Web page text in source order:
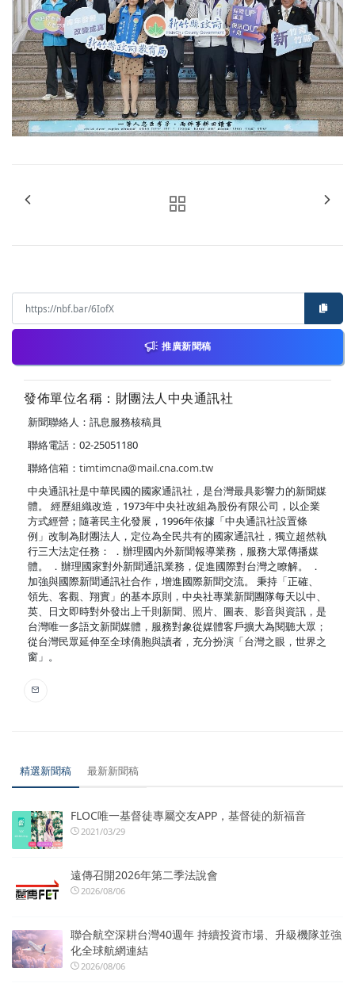
推廣新聞稿
發佈單位名稱：財團法人中央通訊社
新聞聯絡人：訊息服務核稿員
聯絡電話：02-25051180
聯絡信箱： timtimcna@mail.cna.com.tw
中央通訊社是中華民國的國家通訊社，是台灣最具影響力的新聞媒
體。 經歷組織改造，1973年中央社改組為股份有限公司，以企業
方式經營；隨著民主化發展，1996年依據「中央通訊社設置條
例」改制為財團法人，定位為全民共有的國家通訊社，獨立超然執
行三大法定任務： ．辦理國內外新聞報導業務，服務大眾傳播媒
體。 ．辦理國家對外新聞通訊業務，促進國際對台灣之瞭解。 ．
加強與國際新聞通訊社合作，增進國際新聞交流。 秉持「正確、
領先、客觀、翔實」的基本原則，中央社專業新聞團隊每天以中、
英、日文即時對外發出上千則新聞、照片、圖表、影音與資訊，是
台灣唯一多語文新聞媒體，服務對象從媒體客戶擴大為閱聽大眾；
從台灣民眾延伸至全球僑胞與讀者，充分扮演「台灣之眼，世界之
窗」。
精選新聞稿 最新新聞稿
FLOC唯一基督徒專屬交友APP，基督徒的新福音
2021/03/29
遠傳召開2026年第二季法說會
2026/08/06
聯合航空深耕台灣40週年 持續投資市場、升級機隊並強
化全球航網連結
2026/08/06